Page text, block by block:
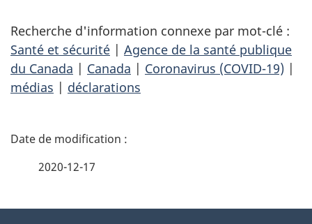
Recherche d'information connexe par mot-clé :
Santé et sécurité | Agence de la santé publique
du Canada | Canada | Coronavirus (COVID-19) |
médias | déclarations
D
2020-12-17